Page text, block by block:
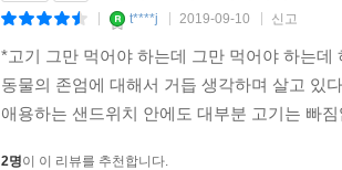
t****j 2019-09-10 신고
*고기 그만 먹어야 하는데 그만 먹어야 하는
동물의 존엄에 대해서 거듭 생각하며 살고 있
애용하는 샌드위치 안에도 대부분 고기는 빠
2명이 이 리뷰를 추천합니다.